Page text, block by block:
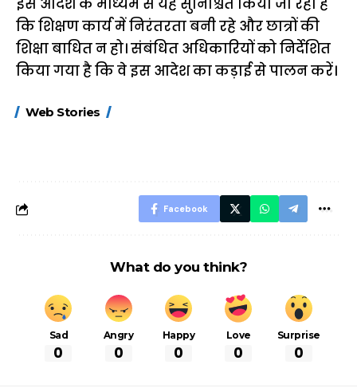
इस आदेश के माध्यम से यह सुनिश्चित किया जा रहा है
कि शिक्षण कार्य में निरंतरता बनी रहे और छात्रों की
शिक्षा बाधित न हो। संबंधित अधिकारियों को निर्देशित
किया गया है कि वे इस आदेश का कड़ाई से पालन करें।
Web Stories
FASTag के ये नए
Facebook
What do you think?
Sad
0
Angry
0
Happy
0
Love
0
Surprise
0